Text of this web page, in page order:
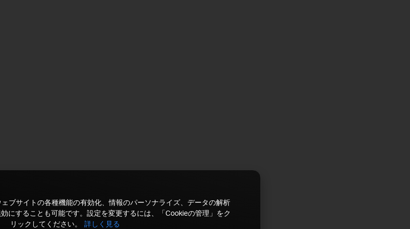
ブサイトの各種機能の有効化、情報のパーソナライズ、データの解析
にすることも可能です。設定を変更するには、「Cookieの管理」をク
リックしてください。
詳しく見る